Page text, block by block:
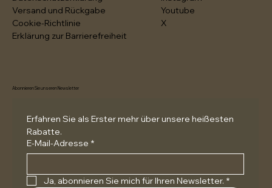
Versand und Rückgabe
Cookie-Richtlinie
Erklärung zur Barrierefreiheit
Youtube
X
Abonnieren Sie unseren Newsletter
Erfahren Sie als Erster mehr über unsere heißesten
Rabatte.
E-Mail-Adresse *
Ja, abonnieren Sie mich für Ihren Newsletter. *